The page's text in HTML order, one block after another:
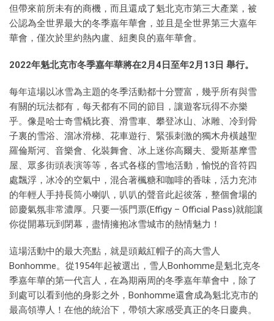
但帶來前所未有的商機，而且還成了魁北克市第三大產業，被
公認為全世界最大的冬季嘉年華會，並且是全世界第三大嘉年
華會，僅次於里約熱內盧、紐奧良的嘉年華會。
2022年魁北克市冬季嘉年華將在2月4日至年2月13日 舉行。
每年這場以冰雪為主題的冬季活動都十分豐富，幾乎所有與雪
有關的玩法都有，每天都有不同的節目，讓遊客玩得不亦樂
乎。像是哈士奇雪橇比賽、滑雪車、攀登冰山、冰雕、冷到骨
子裏的雪浴、溜冰滑梯、花車遊行、緊張刺激的獨木舟橫越聖
羅倫斯河、音樂會、化裝舞會、冰上迷你高爾夫、愛斯基摩雪
屋、眾多街頭表演等等，各式各樣的雪地活動，愉悦的音符四
處飄浮，冰冷的空氣中，混合著楓糖和咖啡的香味，活力充沛
的年輕人手持長筒小喇叭，叭叭的聲音此起彼落，整個會場的
節慶氣氛非常濃厚。只要一張門票(Effigy – Official Pass)就能讓
你從開幕玩到閉幕，盡情擁抱冰雪城市的熱情魅力！
這場活動中的最大亮點，就是頭戴紅帽子的高大雪人
Bonhomme。從1954年起被選出，雪人Bonhomme是魁北克冬
季嘉年華的第一代言人，在為期兩周的冬季嘉年華會中，除了
到處可以看到他的身影之外，Bonhomme還會成為魁北克市的
最高領導人！在他的統治下，帶領大家感受真正的冬日慶典。